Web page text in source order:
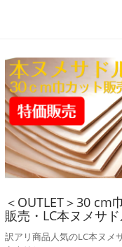
＜OUTLET＞30 cm
販売・LC本ヌメサ
訳アリ商品人気のLC本ヌメ